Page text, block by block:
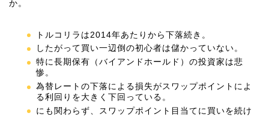
か。
トルコリラは2014年あたりから下落続き。
したがって買い一辺倒の初心者は儲かっていない。
特に長期保有（バイアンドホールド）の投資家は悲
惨。
為替レートの下落による損失がスワップポイントによ
る利回りを大きく下回っている。
にも関わらず、スワップポイント目当てに買いを続け